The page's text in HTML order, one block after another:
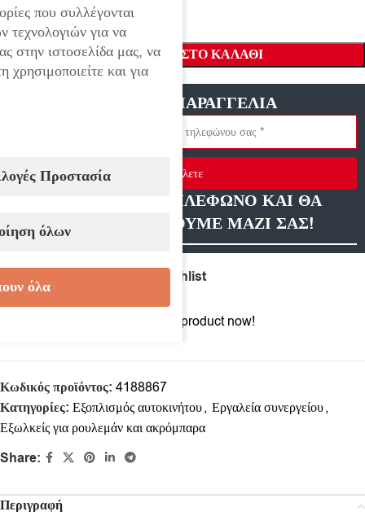
ΠΡΟΣΘΉΚΗ ΣΤΟ ΚΑΛΆΘΙ
ΓΡΗΓΟΡΗ ΠΑΡΑΓΓΕΛΙΑ
Στείλετε
ΑΦΗΣΤΕ ΜΑΣ ΤΗΛΕΦΩΝΟ ΚΑΙ ΘΑ
ΕΠΙΚΟΙΝΩΝΗΣΟΥΜΕ ΜΑΖΙ ΣΑΣ!
Compare Add to wishlist
People watching this product now!
Κωδικός προϊόντος: 4188867
Κατηγορίες: Εξοπλισμός αυτοκινήτου, Εργαλεία συνεργείου,
Еξωλκείς για ρουλεμάν και ακρόμπαρα
Share:
Περιγραφή
που συλλέγονται
για να
στην ιστοσελίδα μας, να
και για
Προστασία
όλων
όλα